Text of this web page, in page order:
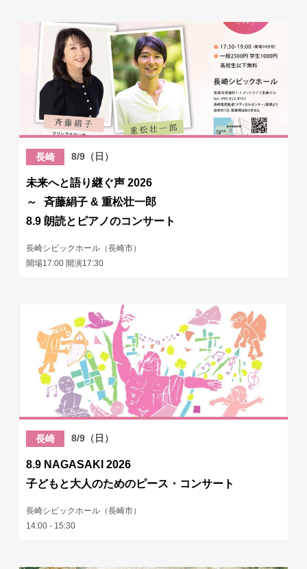
長崎 8/9（日）
未来へと語り継ぐ声 2026
～ 斉藤絹子 & 重松壮一郎
8.9 朗読とピアノのコンサート
長崎シビックホール（長崎市）
開場17:00 開演17:30
長崎 8/9（日）
8.9 NAGASAKI 2026
子どもと大人のためのピース・コンサート
長崎シビックホール（長崎市）
14:00 - 15:30